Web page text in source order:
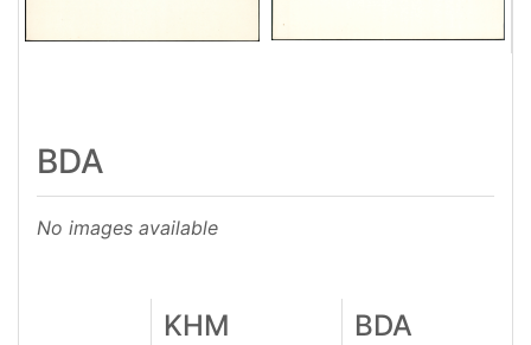
BDA
No images available
KHM BDA